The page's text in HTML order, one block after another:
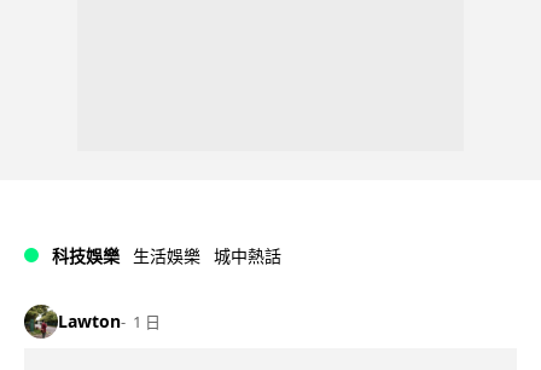
科技娛樂 生活娛樂 城中熱話
Lawton 1 日